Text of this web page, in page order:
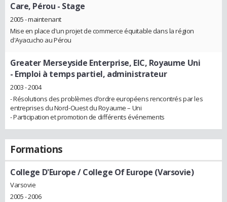
Care, Pérou - Stage
2005 - maintenant
Mise en place d'un projet de commerce équitable dans la région
d'Ayacucho au Pérou
Greater Merseyside Enterprise, EIC, Royaume Uni
- Emploi à temps partiel, administrateur
2003 - 2004
- Résolutions des problèmes d’ordre européens rencontrés par les
entreprises du Nord-Ouest du Royaume – Uni
- Participation et promotion de différents événements
Formations
College D'Europe / College Of Europe (Varsovie)
Varsovie
2005 - 2006